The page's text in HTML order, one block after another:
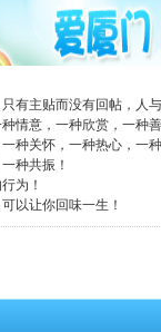
有主贴而没有回帖，人
情意，一种欣赏，一种
种关怀，一种热心，一
种共振！
为！
以让你回味一生！